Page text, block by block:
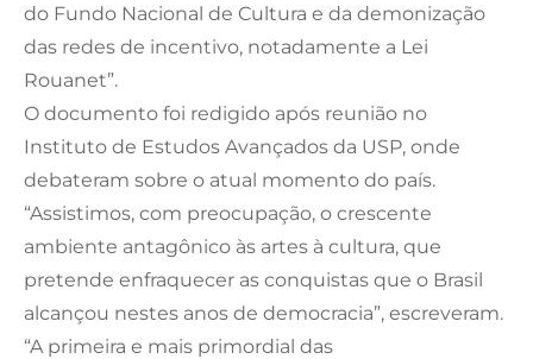
do Fundo Nacional de Cultura e da demonização
das redes de incentivo, notadamente a Lei
Rouanet”.
O documento foi redigido após reunião no
Instituto de Estudos Avançados da USP, onde
debateram sobre o atual momento do país.
“Assistimos, com preocupação, o crescente
ambiente antagônico às artes à cultura, que
pretende enfraquecer as conquistas que o Brasil
alcançou nestes anos de democracia”, escreveram.
“A primeira e mais primordial das